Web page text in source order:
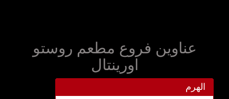
عناوين فروع مطعم روستو
اورينتال
الهرم